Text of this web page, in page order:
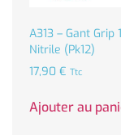
A313 – Gant Grip
Nitrile (Pk12)
17,90 € Ttc
Ajouter au